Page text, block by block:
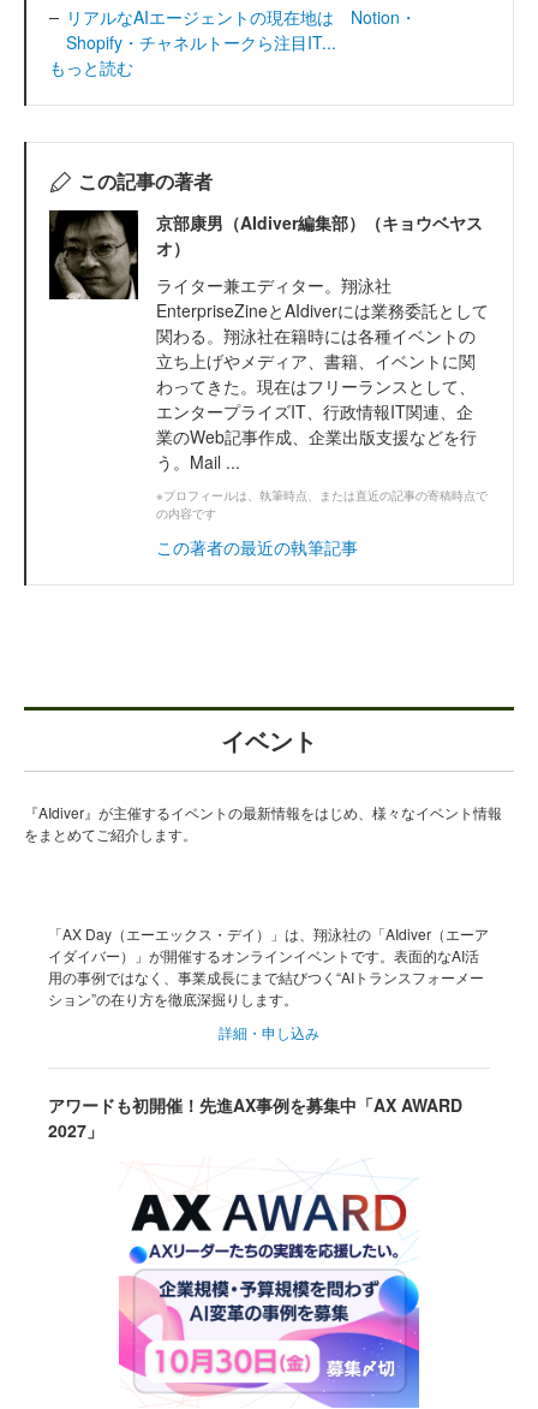
リアルなAIエージェントの現在地は Notion・
Shopify・チャネルトークら注目IT...
もっと読む
この記事の著者
京部康男（AIdiver編集部）（キョウベヤス
オ）
ライター兼エディター。翔泳社
EnterpriseZineとAIdiverには業務委託として
関わる。翔泳社在籍時には各種イベントの
立ち上げやメディア、書籍、イベントに関
わってきた。現在はフリーランスとして、
エンタープライズIT、行政情報IT関連、企
業のWeb記事作成、企業出版支援などを行
う。Mail ...
※プロフィールは、執筆時点、または直近の記事の寄稿時点で
の内容です
この著者の最近の執筆記事
イベント
『AIdiver』が主催するイベントの最新情報をはじめ、様々なイベント情報
をまとめてご紹介します。
「AX Day（エーエックス・デイ）」は、翔泳社の「AIdiver（エーア
イダイバー）」が開催するオンラインイベントです。表面的なAI活
用の事例ではなく、事業成長にまで結びつく“AIトランスフォーメー
ション”の在り方を徹底深掘りします。
詳細・申し込み
アワードも初開催！先進AX事例を募集中「AX AWARD
2027」